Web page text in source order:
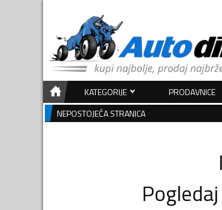
KATEGORIJE PRODAVNICE
NEPOSTOJEĆA STRANICA